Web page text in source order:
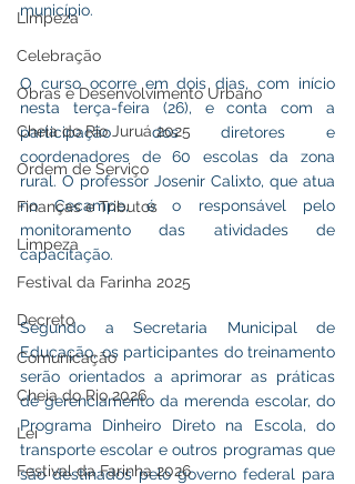
Limpeza
Celebração
Obras e Desenvolvimento Urbano
Cheia do Rio Juruá 2025
Ordem de Serviço
Finanças e Tributos
Limpeza
Festival da Farinha 2025
Decreto
Comunicação
Cheia do Rio 2026
Lei
Festival da Farinha 2026
município.
O curso ocorre em dois dias, com início
nesta terça-feira (26), e conta com a
participação dos diretores e
coordenadores de 60 escolas da zona
rural. O professor Josenir Calixto, que atua
no Cecampe, é o responsável pelo
monitoramento das atividades de
capacitação.
Segundo a Secretaria Municipal de
Educação, os participantes do treinamento
serão orientados a aprimorar as práticas
de gerenciamento da merenda escolar, do
Programa Dinheiro Direto na Escola, do
transporte escolar e outros programas que
são destinados pelo governo federal para